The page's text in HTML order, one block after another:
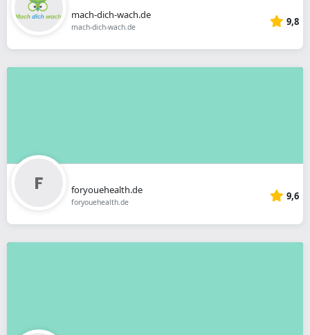
mach-dich-wach.de
mach-dich-wach.de 9,8
foryouehealth.de
foryouehealth.de 9,6